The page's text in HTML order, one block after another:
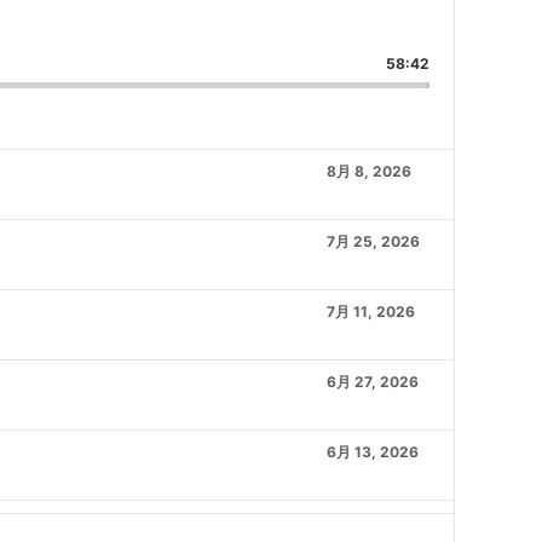
EPISODE
THIS EPISODE
58:42
8月 8, 2026
7月 25, 2026
7月 11, 2026
6月 27, 2026
6月 13, 2026